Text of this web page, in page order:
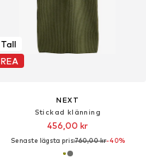
Tall
REA
NEXT
Stickad klänning
456,00 kr
Senaste lägsta pris:760,00 kr-40%